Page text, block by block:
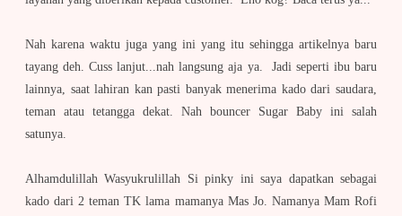
Nah karena waktu juga yang ini yang itu sehingga artikelnya baru
tayang deh. Cuss lanjut...nah langsung aja ya. Jadi seperti ibu baru
lainnya, saat lahiran kan pasti banyak menerima kado dari saudara,
teman atau tetangga dekat. Nah bouncer Sugar Baby ini salah
satunya.
Alhamdulillah Wasyukrulillah Si pinky ini saya dapatkan sebagai
kado dari 2 teman TK lama mamanya Mas Jo. Namanya Mam Rofi